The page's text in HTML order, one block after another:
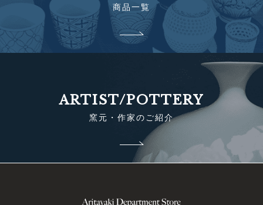
商品一覧
ARTIST/POTTERY
窯元・作家のご紹介